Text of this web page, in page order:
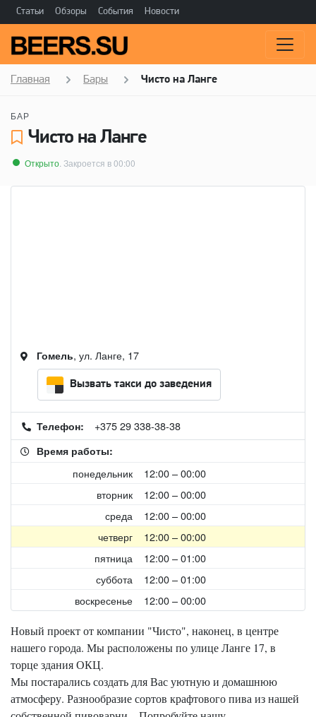
Статьи Обзоры События Новости
Главная Бары Чисто на Ланге
БАР
Чисто на Ланге
Открыто . Закроется в 00:00
Новый проект от компании "Чисто", наконец, в центре
нашего города. Мы расположены по улице Ланге 17, в
торце здания ОКЦ.
Мы постарались создать для Вас уютную и домашнюю
атмосферу. Разнообразие сортов крафтового пива из нашей
Гомель, ул. Ланге, 17
Вызвать такси до заведения
Телефон: +375 29 338-38-38
Время работы:
понедельник
12:00 – 00:00
вторник
12:00 – 00:00
среда
12:00 – 00:00
четверг
12:00 – 00:00
пятница
12:00 – 01:00
суббота
12:00 – 01:00
воскресенье
12:00 – 00:00